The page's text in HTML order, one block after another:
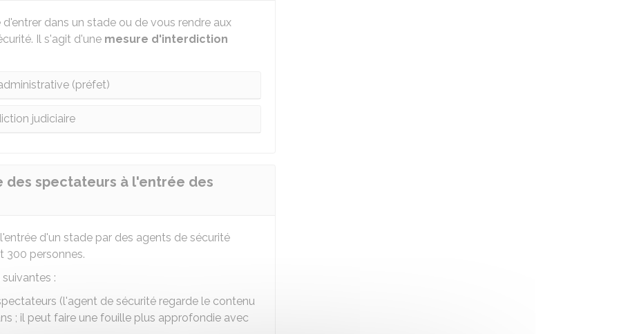
dans un stade ou de vous rendre aux
Il s'agit d'une mesure d'interdiction
(préfet)
judiciaire
spectateurs à l'entrée des
d'un stade par des agents de sécurité
300 personnes.
:
(l'agent de sécurité regarde le contenu
; il peut faire une fouille plus approfondie avec